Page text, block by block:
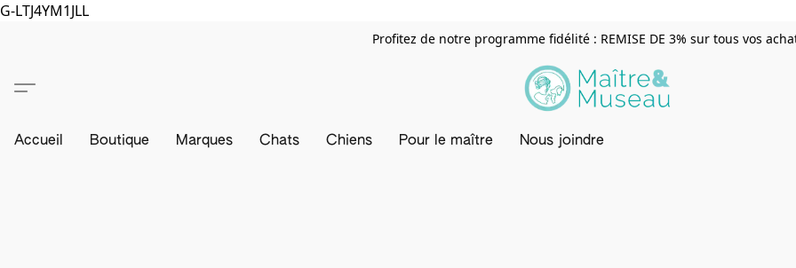
G-LTJ4YM1JLL
Profitez de notre programme fidélité : REMISE DE 3% sur tous vos
Accueil Boutique Marques Chats Chiens Pour le maître Nous joindre